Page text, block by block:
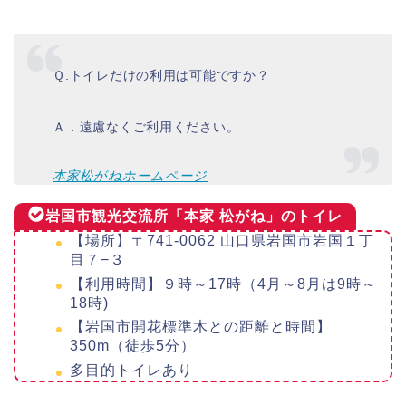
Ｑ.トイレだけの利用は可能ですか？
Ａ．遠慮なくご利用ください。
本家松がねホームページ
岩国市観光交流所「本家 松がね」のトイレ
【場所】〒741-0062 山口県岩国市岩国１丁
目７−３
【利用時間】９時～17時（4月～8月は9時～
18時)
【岩国市開花標準木との距離と時間】
350m（徒歩5分）
多目的トイレあり